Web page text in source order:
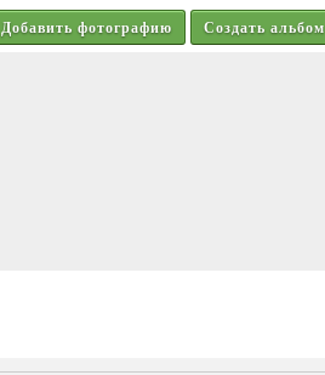
Добавить фотографию Создать альбом